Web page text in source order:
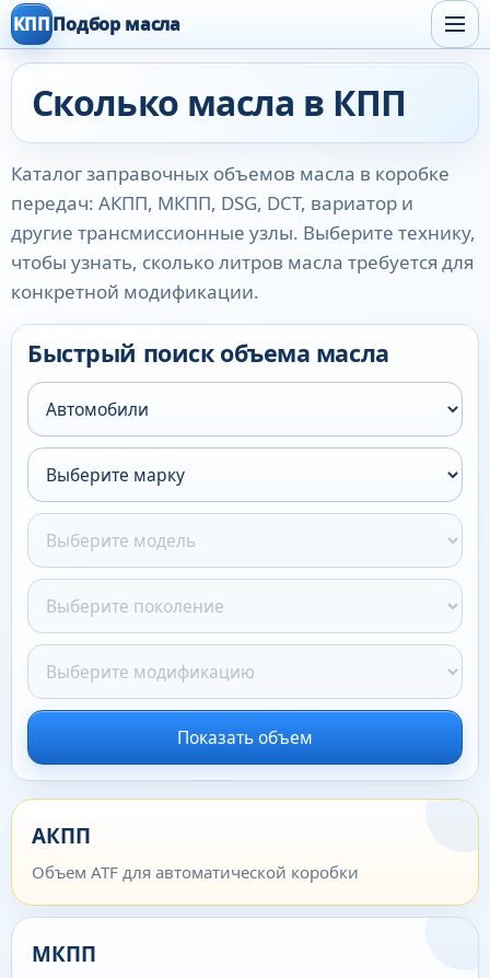
КПППодбор масла
Сколько масла в КПП
Каталог заправочных объемов масла в коробке
передач: АКПП, МКПП, DSG, DCT, вариатор и
другие трансмиссионные узлы. Выберите технику,
чтобы узнать, сколько литров масла требуется для
конкретной модификации.
Быстрый поиск объема масла
Показать объем
АКПП
Объем ATF для автоматической коробки
МКПП